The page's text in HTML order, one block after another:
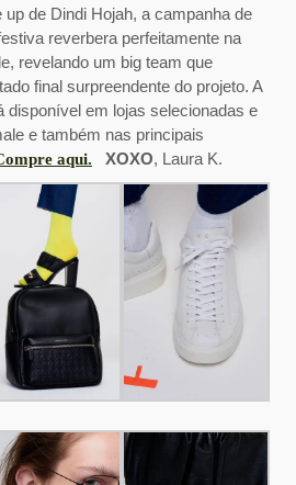
de Dindi Hojah, a campanha de
reverbera perfeitamente na
revelando um big team que
final surpreendente do projeto. A
disponível em lojas selecionadas e
e também nas principais
aqui. XOXO, Laura K.